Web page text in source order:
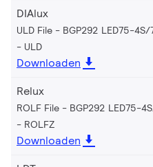
DIAlux
ULD File - BGP292 LED75-
ULD
Downloaden
Relux
ROLF File - BGP292 LED75-
ROLFZ
Downloaden